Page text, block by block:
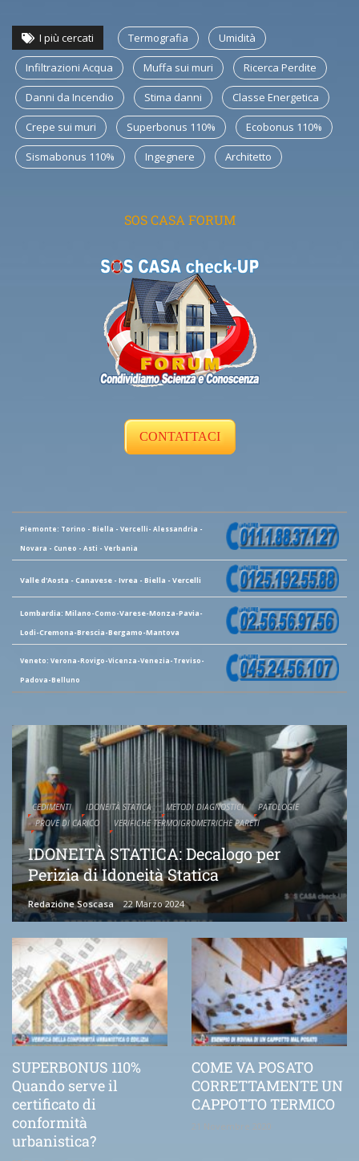
I più cercati Termografia Umidità
Infiltrazioni Acqua Muffa sui muri Ricerca Perdite
Danni da Incendio Stima danni Classe Energetica
Crepe sui muri Superbonus 110% Ecobonus 110%
Sismabonus 110% Ingegnere Architetto
SOS CASA FORUM
CONTATTACI
Piemonte: Torino - Biella - Vercelli- Alessandria -
Novara - Cuneo - Asti - Verbania
Valle d'Aosta - Canavese - Ivrea - Biella - Vercelli
Lombardia: Milano-Como-Varese-Monza-Pavia-
Lodi-Cremona-Brescia-Bergamo-Mantova
Veneto: Verona-Rovigo-Vicenza-Venezia-Treviso-
Padova-Belluno
CEDIMENTI IDONEITÀ STATICA METODI DIAGNOSTICI
PATOLOGIE
PROVE DI CARICO
VERIFICHE TERMOIGROMETRICHE PARETI
IDONEITÀ STATICA: Decalogo per
Perizia di Idoneità Statica
Redazione Soscasa 22 Marzo 2024
SUPERBONUS 110%
Quando serve il
certificato di
conformità
urbanistica?
COME VA POSATO
CORRETTAMENTE UN
CAPPOTTO TERMICO
21 Novembre 2020